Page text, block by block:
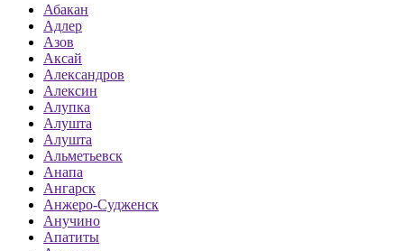
Абакан
Адлер
Азов
Аксай
Александров
Алексин
Алупка
Алушта
Алушта
Альметьевск
Анапа
Ангарск
Анжеро-Судженск
Анучино
Апатиты